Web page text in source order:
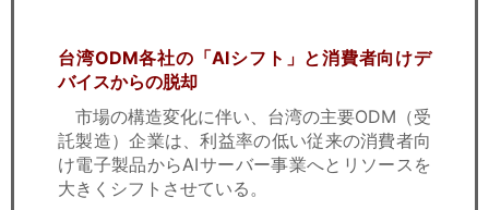
台湾ODM各社の「AIシフト」と消費者向けデ
バイスからの脱却
市場の構造変化に伴い、台湾の主要ODM（受
託製造）企業は、利益率の低い従来の消費者向
け電子製品からAIサーバー事業へとリソースを
大きくシフトさせている。